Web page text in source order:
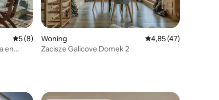
Gemiddelde beoordeling van 5 uit 5, 8 recensies
5 (8)
en
Woning Gemiddelde
4,85 (47)
Zacisze Galicove Domek 2